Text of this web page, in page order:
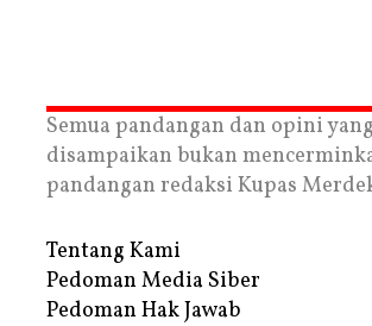
Semua pandangan dan opini yang
disampaikan bukan
pandangan redaksi Kupas
Tentang Kami
Pedoman Media Siber
Pedoman Hak Jawab